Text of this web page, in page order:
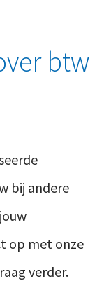
btw
bij andere
op met onze
verder.